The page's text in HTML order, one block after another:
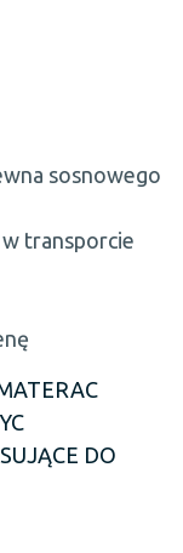
sosnowego
w transporcie
DO